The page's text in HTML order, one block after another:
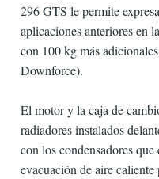
296 GTS le permite
aplicaciones anteriores
con 100 kg más
Downforce).
El motor y la caja de
radiadores instalados
con los condensadores
evacuación de aire